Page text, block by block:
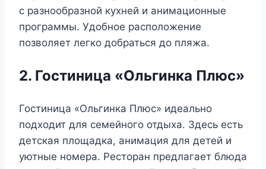
с разнообразной кухней и анимационные
программы. Удобное расположение
позволяет легко добраться до пляжа.
2. Гостиница «Ольгинка Плюс»
Гостиница «Ольгинка Плюс» идеально
подходит для семейного отдыха. Здесь есть
детская площадка, анимация для детей и
уютные номера. Ресторан предлагает блюда